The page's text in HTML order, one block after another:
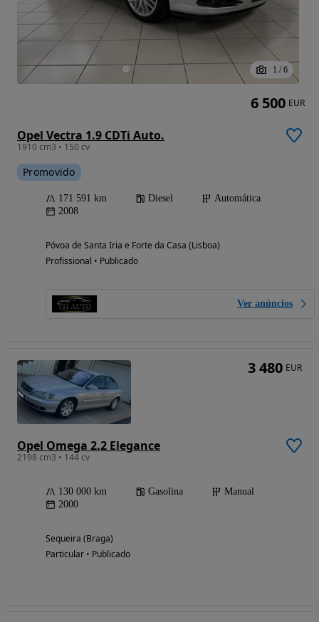
1 / 6
Opel Vectra 1.9 CDTi Auto.
1910 cm3 • 150 cv
Promovido
171 591 km Diesel
Automática
2008
Póvoa de Santa Iria e Forte da Casa (Lisboa)
Profissional • Publicado
Ver anúncios
6 500 EUR
Opel Omega 2.2 Elegance
2198 cm3 • 144 cv
130 000 km Gasolina
Manual
2000
Sequeira (Braga)
Particular • Publicado
3 480 EUR